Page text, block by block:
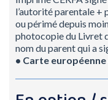
l’autorité parentale
ou périmé depuis
photocopie du Livret
nom du parent qui a
• Carte européenne